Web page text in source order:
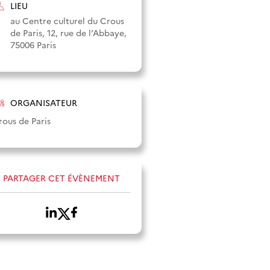
LIEU
au Centre culturel du Crous
de Paris, 12, rue de l’Abbaye,
75006 Paris
ORGANISATEUR
de Paris
PARTAGER CET ÉVÈNEMENT